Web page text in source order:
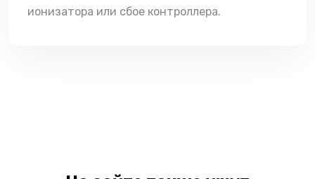
ионизатора или сбое контроллера.